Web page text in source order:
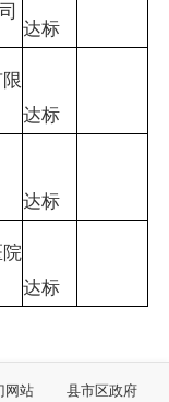
达标
达标
达标
达标
网站 县市区政府